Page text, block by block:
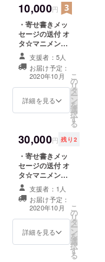
先生 コラボ缶
バッジ 6ヶセッ
トをお届け 漫
画家 椿かすが先
生によるコラボ
画を缶バッジに
してお届けしま
す。 ・メンバー
によるトーク動
画（1時間）の視
聴権。 ギガ
ファイル便など
なります。 ・配
信エンディング
でのエンディン
グロールにお名
前を掲載。 お
申し込みの際
に、エンディン
グロールに掲載
するお名前（本
ネームなど可）
を備考欄にご記
10,000円
・寄せ書きメッ
セージの送付 オ
タ☆マニメン
バー（大林宜
裕、Ｌｕｕ．、
まるたにあや
の、タジマ ホノ
カ、オタ神）全
員の寄せ書き
生 コラボ缶
バッジ 6ヶセッ
トをお届け 漫
画家の椿かすが
先生によるコラ
ボ画を缶バッジ
にしてお届けし
ます。 ・メン
バーによるトー
ク動画（1時間）
の視聴権。 ・
配信エンディン
支援者：5人
お届け予定：
2020年10月
詳細を見る
こ
の
リ
タ
ー
ン
を
選
択
す
る
30,000円 残り2
・寄せ書きメッ
セージの送付 オ
タ☆マニメン
バー（大林宜
裕、Ｌｕｕ．、
まるたにあや
の、タジマ ホノ
カ、オタ神）全
員の寄せ書き
支援者：1人
お届け予定：
2020年10月
詳細を見る
こ
の
リ
タ
ー
ン
を
選
択
す
る